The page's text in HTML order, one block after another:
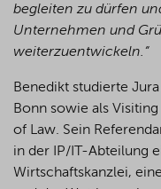
begleiten zu dürfen
Unternehmen und
weiterzuentwickeln.“
Benedikt studierte
Bonn sowie als
of Law. Sein
in der IP/IT-Abteilung
Wirtschaftskanzlei,